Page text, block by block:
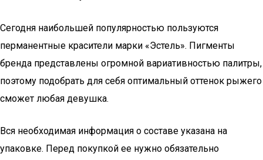
Сегодня наибольшей популярностью пользуются
перманентные красители марки «Эстель». Пигменты
бренда представлены огромной вариативностью палитры,
поэтому подобрать для себя оптимальный оттенок рыжего
сможет любая девушка.
Вся необходимая информация о составе указана на
упаковке. Перед покупкой ее нужно обязательно